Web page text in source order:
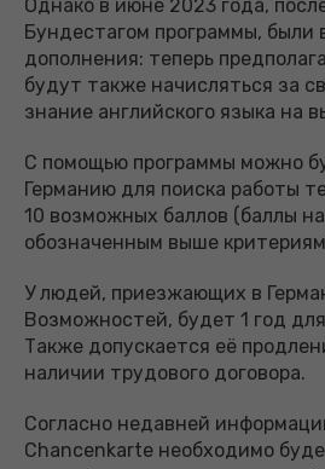
Однако в июне 2023 года,
Бундестагом программы, были
дополнения: теперь
будут также начисляться за
знание английского языка на
С помощью программы можно
Германию для поиска работы
10 возможных баллов (баллы
обозначенным выше
У людей, приезжающих в
Возможностей, будет 1 год
Также допускается её
наличии трудового договора.
Согласно недавней
Chancenkarte необходимо